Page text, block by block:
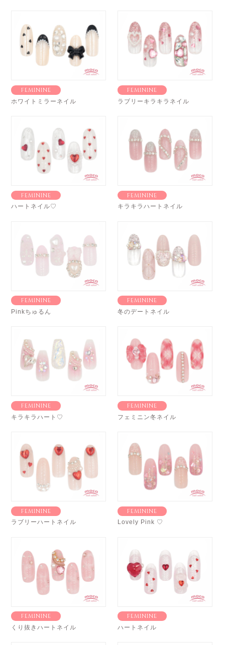
FEMININE
ホワイトミラーネイル
FEMININE
ラブリーキラキラネイル
FEMININE
ハートネイル♡
FEMININE
キラキラハートネイル
FEMININE
Pinkちゅるん
FEMININE
冬のデートネイル
FEMININE
キラキラハート♡
FEMININE
フェミニン冬ネイル
FEMININE
ラブリーハートネイル
FEMININE
Lovely Pink ♡
FEMININE
くり抜きハートネイル
FEMININE
ハートネイル